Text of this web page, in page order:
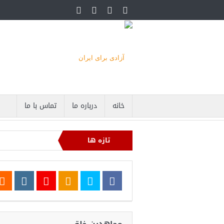
خانه درباره ما تماس با ما
تازه ها